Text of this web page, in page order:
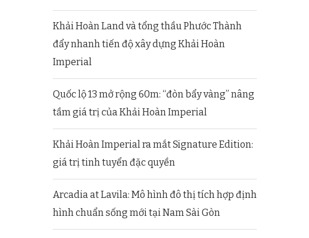
Khải Hoàn Land và tổng thầu Phước Thành
đẩy nhanh tiến độ xây dựng Khải Hoàn
Imperial
Quốc lộ 13 mở rộng 60m: “đòn bẩy vàng” nâng
tầm giá trị của Khải Hoàn Imperial
Khải Hoàn Imperial ra mắt Signature Edition:
giá trị tinh tuyển đặc quyền
Arcadia at Lavila: Mô hình đô thị tích hợp định
hình chuẩn sống mới tại Nam Sài Gòn